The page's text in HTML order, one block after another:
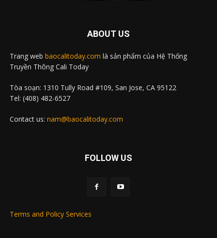
ABOUT US
Trang web baocalitoday.com là sản phẩm của Hệ Thống
Truyền Thông Cali Today
Tòa soạn: 1310 Tully Road #109, San Jose, CA 95122
Tel: (408) 482-6527
Contact us: nam@baocalitoday.com
FOLLOW US
Terms and Policy Services